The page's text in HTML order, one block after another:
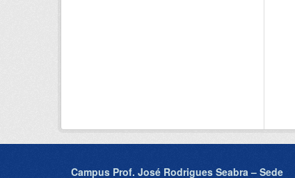
Campus Prof. José Rodrigues Seabra – Sede